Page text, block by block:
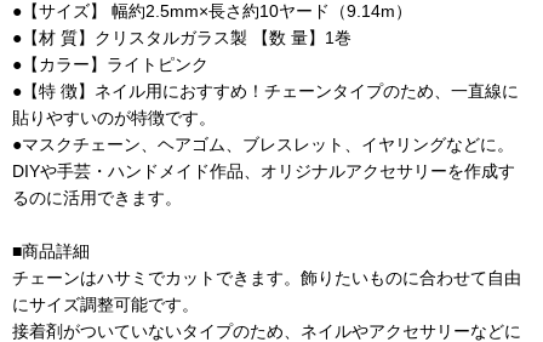
●【サイズ】 幅約2.5mm×長さ約10ヤード（9.14m）
●【材 質】クリスタルガラス製 【数 量】1巻
●【カラー】ライトピンク
●【特 徴】ネイル用におすすめ！チェーンタイプのため、一直線に
貼りやすいのが特徴です。
●マスクチェーン、ヘアゴム、ブレスレット、イヤリングなどに。
DIYや手芸・ハンドメイド作品、オリジナルアクセサリーを作成す
るのに活用できます。
■商品詳細
チェーンはハサミでカットできます。飾りたいものに合わせて自由
にサイズ調整可能です。
接着剤がついていないタイプのため、ネイルやアクセサリーなどに